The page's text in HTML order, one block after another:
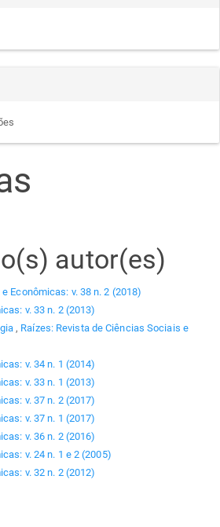
autor(es)
Econômicas: v. 38 n. 2 (2018)
v. 33 n. 2 (2013)
, Raízes: Revista de Ciências Sociais e
v. 34 n. 1 (2014)
v. 33 n. 1 (2013)
v. 37 n. 2 (2017)
v. 37 n. 1 (2017)
v. 36 n. 2 (2016)
v. 24 n. 1 e 2 (2005)
v. 32 n. 2 (2012)